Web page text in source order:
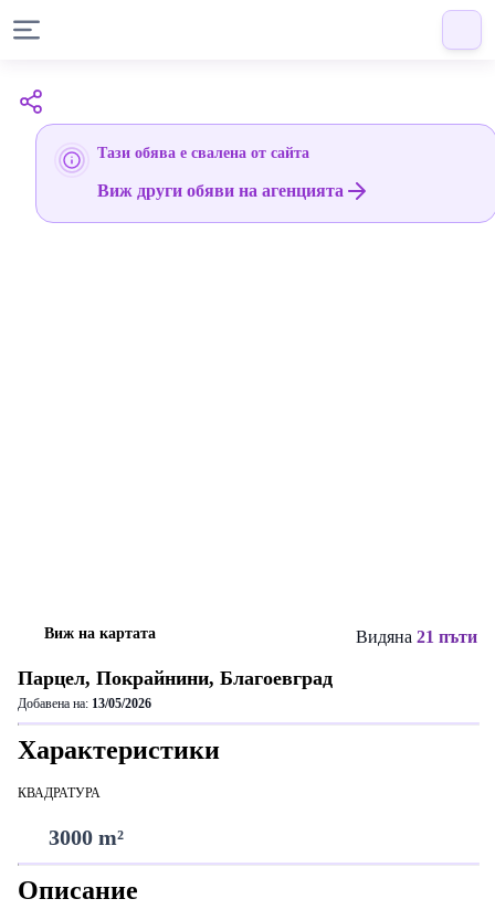
Тази обява е свалена от сайта
Виж други обяви на агенцията
Виж на картата Видяна 21 пъти
Парцел, Покрайнини, Благоевград
Добавена на: 13/05/2026
Характеристики
КВАДРАТУРА
3000 m²
Описание